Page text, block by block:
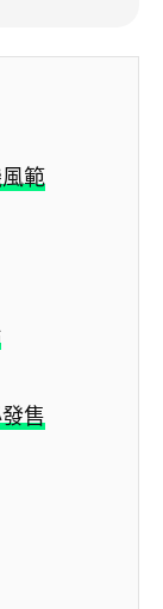
範
售